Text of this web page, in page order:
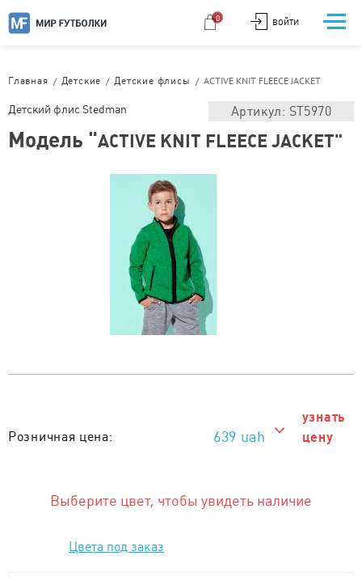
ВОЙТИ
0
Главная / Детские /Детские флисы / ACTIVE KNIT FLEECE JACKET
Розничная цена: 639 uah
узнать
цену
Выберите цвет, чтобы увидеть наличие
Цвета под заказ
Детский флис Stedman Артикул: ST5970
Модель "ACTIVE KNIT FLEECE JACKET"